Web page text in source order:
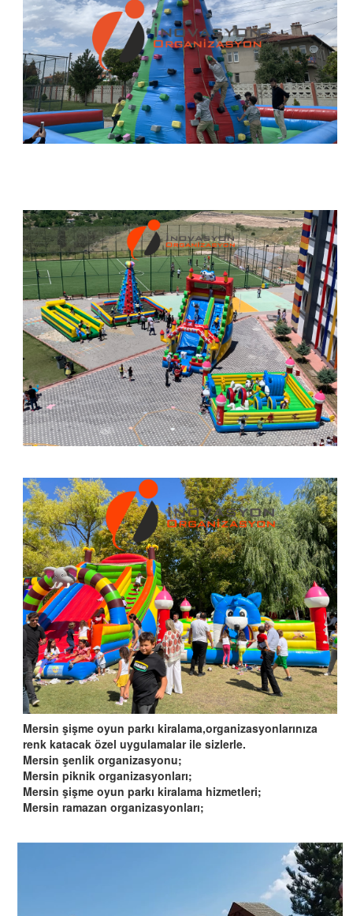
Mersin şişme oyun parkı kiralama,organizasyonlarınıza
renk katacak özel uygulamalar ile sizlerle.
Mersin şenlik organizasyonu;
Mersin piknik organizasyonları;
Mersin şişme oyun parkı kiralama hizmetleri;
Mersin ramazan organizasyonları;